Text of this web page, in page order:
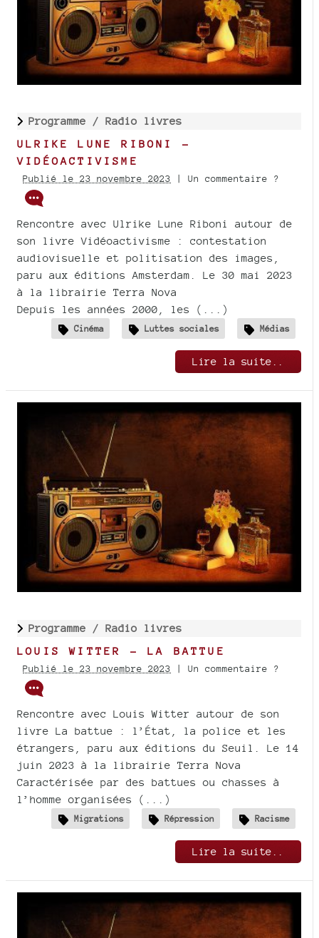
Programme / Radio livres
ULRIKE LUNE RIBONI -
VIDÉOACTIVISME
Publié le 23 novembre 2023 | Un commentaire ?
Rencontre avec Ulrike Lune Riboni autour de
son livre Vidéoactivisme : contestation
audiovisuelle et politisation des images,
paru aux éditions Amsterdam. Le 30 mai 2023
à la librairie Terra Nova
Depuis les années 2000, les (...)
Cinéma Luttes sociales Médias
Lire la suite..
Programme / Radio livres
LOUIS WITTER - LA BATTUE
Publié le 23 novembre 2023 | Un commentaire ?
Rencontre avec Louis Witter autour de son
livre La battue : l’État, la police et les
étrangers, paru aux éditions du Seuil. Le 14
juin 2023 à la librairie Terra Nova
Caractérisée par des battues ou chasses à
l’homme organisées (...)
Migrations Répression Racisme
Lire la suite..